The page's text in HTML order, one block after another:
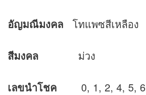
อัญมณีมงคล โทแพซสีเหลือง
สีมงคล ม่วง
เลขนำโชค 0, 1, 2, 4, 5, 6